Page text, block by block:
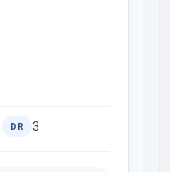
DR 3